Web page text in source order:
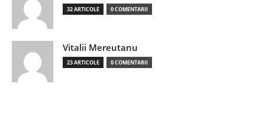
32 ARTICOLE 0 COMENTARII
Vitalii Mereutanu
23 ARTICOLE 0 COMENTARII